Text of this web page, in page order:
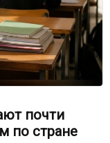
почти
по стране